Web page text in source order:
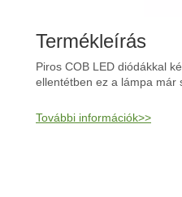
Termékleírás
Piros COB LED diódákkal
ellentétben ez a lámpa már
További információk>>